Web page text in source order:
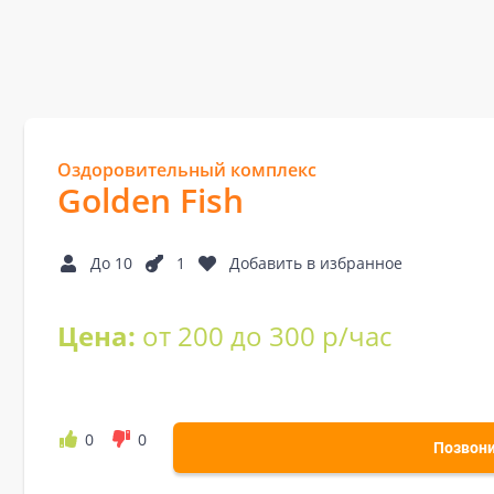
Оздоровительный комплекс
Golden Fish
До 10 1 Добавить в избранное
Цена: от 200 до 300 р/час
0 0